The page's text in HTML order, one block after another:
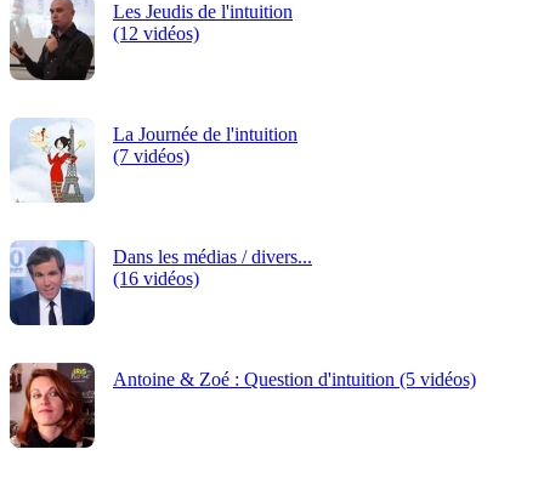
Les Jeudis de l'intuition
(12 vidéos)
La Journée de l'intuition
(7 vidéos)
Dans les médias / divers...
(16 vidéos)
Antoine & Zoé : Question d'intuition (5 vidéos)